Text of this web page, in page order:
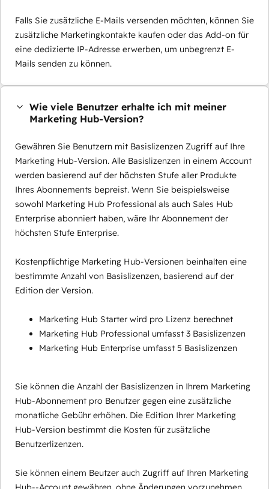
Falls Sie zusätzliche E-Mails versenden möchten, können Sie
zusätzliche Marketingkontakte kaufen oder das Add-on für
eine dedizierte IP-Adresse erwerben, um unbegrenzt E-
Mails senden zu können.
Wie viele Benutzer erhalte ich mit meiner
Marketing Hub-Version?
Gewähren Sie Benutzern mit Basislizenzen Zugriff auf Ihre
Marketing Hub-Version. Alle Basislizenzen in einem Account
werden basierend auf der höchsten Stufe aller Produkte
Ihres Abonnements bepreist. Wenn Sie beispielsweise
sowohl Marketing Hub Professional als auch Sales Hub
Enterprise abonniert haben, wäre Ihr Abonnement der
höchsten Stufe Enterprise.
Kostenpflichtige Marketing Hub-Versionen beinhalten eine
bestimmte Anzahl von Basislizenzen, basierend auf der
Edition der Version.
Marketing Hub Starter wird pro Lizenz berechnet
Marketing Hub Professional umfasst 3 Basislizenzen
Marketing Hub Enterprise umfasst 5 Basislizenzen
Sie können die Anzahl der Basislizenzen in Ihrem Marketing
Hub-Abonnement pro Benutzer gegen eine zusätzliche
monatliche Gebühr erhöhen. Die Edition Ihrer Marketing
Hub-Version bestimmt die Kosten für zusätzliche
Benutzerlizenzen.
Sie können einem Beutzer auch Zugriff auf Ihren Marketing